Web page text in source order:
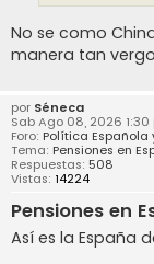
No se como
manera tan
por Séneca
Sab Ago 08, 2026 1:30
Foro: Política Española
Tema: Pensiones en
Respuestas: 508
Vistas: 14224
Pensiones en
Así es la España